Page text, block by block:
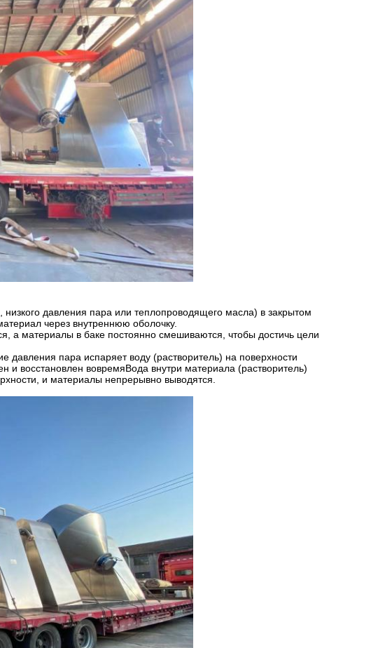
давления пара или теплопроводящего масла) в закрытом
через внутреннюю оболочку.
а материалы в баке постоянно смешиваются, чтобы достичь цели
пара испаряет воду (растворитель) на поверхности
восстановлен вовремяВода внутри материала (растворитель)
и материалы непрерывно выводятся.